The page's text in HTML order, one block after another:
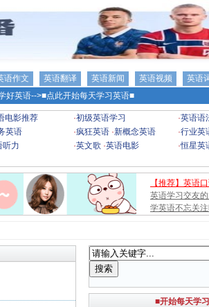
语作文 英语翻译 英语新闻 英语视频 英语
好英语-->■点此开始每天学习英语■
电影推荐 ·初级英语学习 ·英语语
英语 ·疯狂英语 ·新概念英语 ·行业英
听力 ·英文歌 ·英语电影 ·恒星英
【推荐】英语
英语学习交友
学英语不忘关
■开始每天学